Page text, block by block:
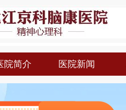
院简介 医院新闻